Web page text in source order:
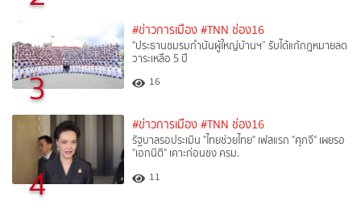
3
#ข่าวการเมือง #TNN ช่อง16
"ประธานชมรมกำนันผู้ใหญ่บ้านฯ” รับได้แก้กฎหมายลด
วาระเหลือ 5 ปี
16
4
#ข่าวการเมือง #TNN ช่อง16
รัฐบาลรอประเมิน "ไทยช่วยไทย" เฟสแรก "ศุภจี" เผยรอ
"เอกนิติ" เคาะก่อนชง ครม.
11